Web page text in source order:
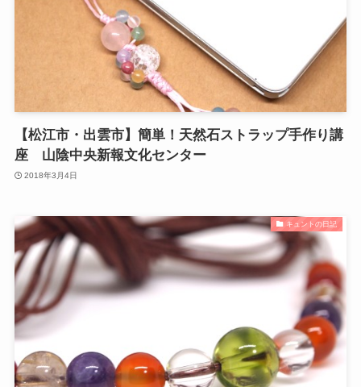
【松江市・出雲市】簡単！天然石ストラップ手作り講
座 山陰中央新報文化センター
2018年3月4日
キュントの日記